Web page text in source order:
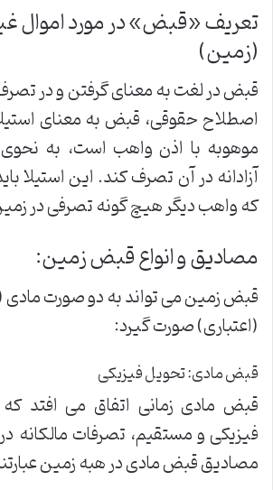
تعریف «قبض» در مورد اموال
(زمین)
قبض در لغت به معنای گرفتن و در
اصطلاح حقوقی، قبض به معنای
موهوبه با اذن واهب است، به
آزادانه در آن تصرف کند. این استیلا
که واهب دیگر هیچ گونه تصرفی در
مصادیق و انواع قبض زمین:
قبض زمین می تواند به دو صورت
(اعتباری) صورت گیرد:
قبض مادی: تحویل فیزیکی
قبض مادی زمانی اتفاق می افتد
فیزیکی و مستقیم، تصرفات مالکانه
مصادیق قبض مادی در هبه زمین